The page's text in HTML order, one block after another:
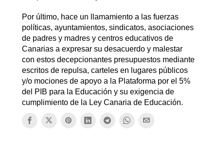
Por último, hace un llamamiento a las fuerzas
políticas, ayuntamientos, sindicatos, asociaciones
de padres y madres y centros educativos de
Canarias a expresar su desacuerdo y malestar
con estos decepcionantes presupuestos mediante
escritos de repulsa, carteles en lugares públicos
y/o mociones de apoyo a la Plataforma por el 5%
del PIB para la Educación y su exigencia de
cumplimiento de la Ley Canaria de Educación.